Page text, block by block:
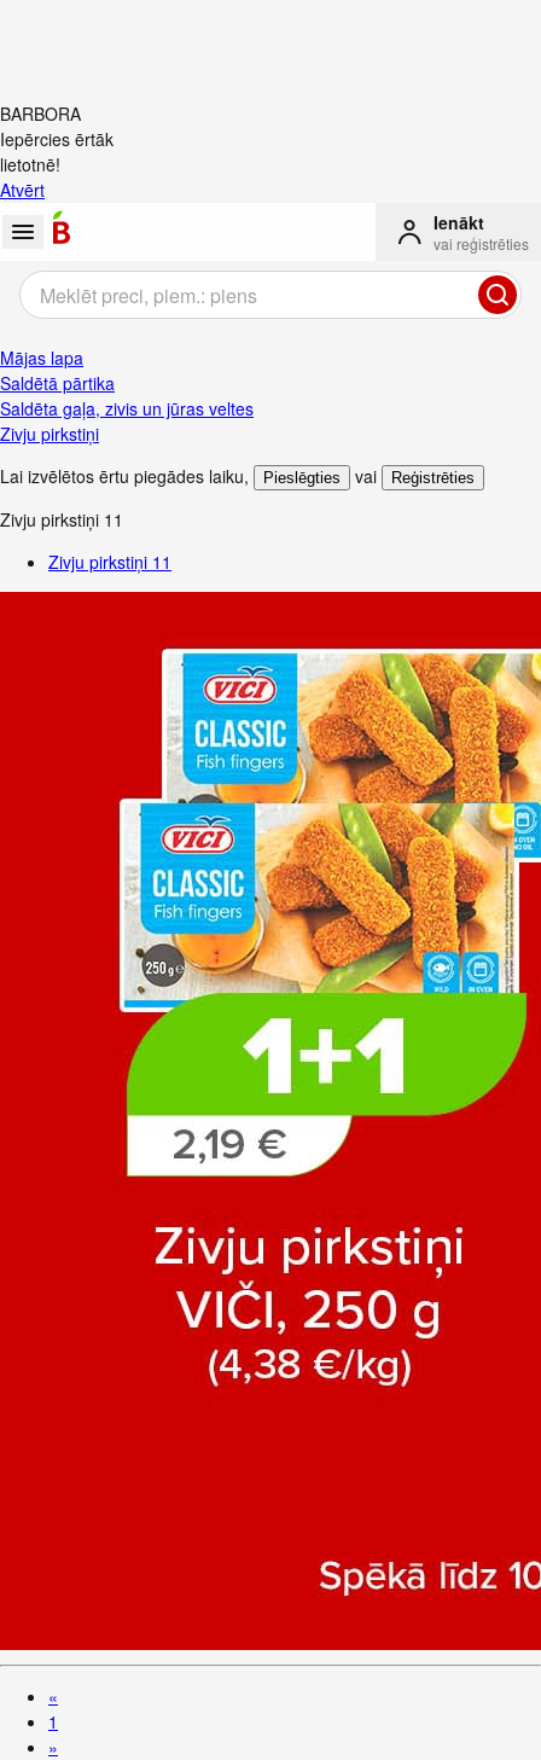
BARBORA
Iepērcies ērtāk
lietotnē!
Atvērt
Ienākt
vai reģistrēties
Mājas lapa
Saldētā pārtika
Saldēta gaļa, zivis un jūras veltes
Zivju pirkstiņi
Lai izvēlētos ērtu piegādes laiku, Pieslēgties vai Reģistrēties
Zivju pirkstiņi 11
Zivju pirkstiņi 11
«
1
»